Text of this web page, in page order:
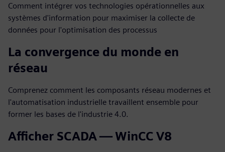
Comment intégrer vos technologies opérationnelles aux
systèmes d'information pour maximiser la collecte de
données pour l'optimisation des processus
La convergence du monde en
réseau
Comprenez comment les composants réseau modernes et
l'automatisation industrielle travaillent ensemble pour
former les bases de l'industrie 4.0.
Afficher SCADA — WinCC V8